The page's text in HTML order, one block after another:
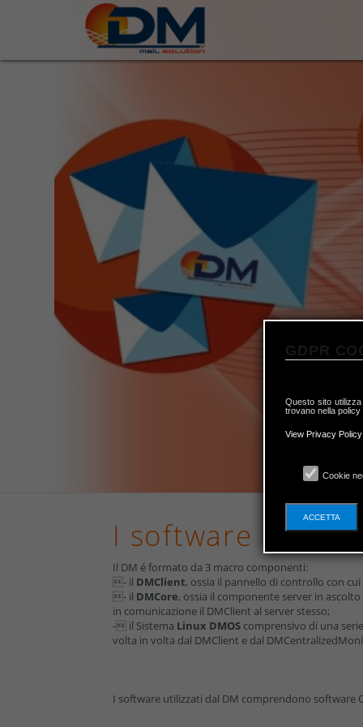
I software utilizzati
Il DM é formato da 3 macro componenti:
- il DMClient, ossia il pannello di controllo con
- il DMCore, ossia il componente server in
in comunicazione il DMClient al server stesso;
- il Sistema Linux DMOS comprensivo di una
volta in volta dal DMClient e dal
I software utilizzati dal DM comprendono software
GDPR
Questo sito
trovano nella policy
View Privacy Policy
Cookie
ACCETTA